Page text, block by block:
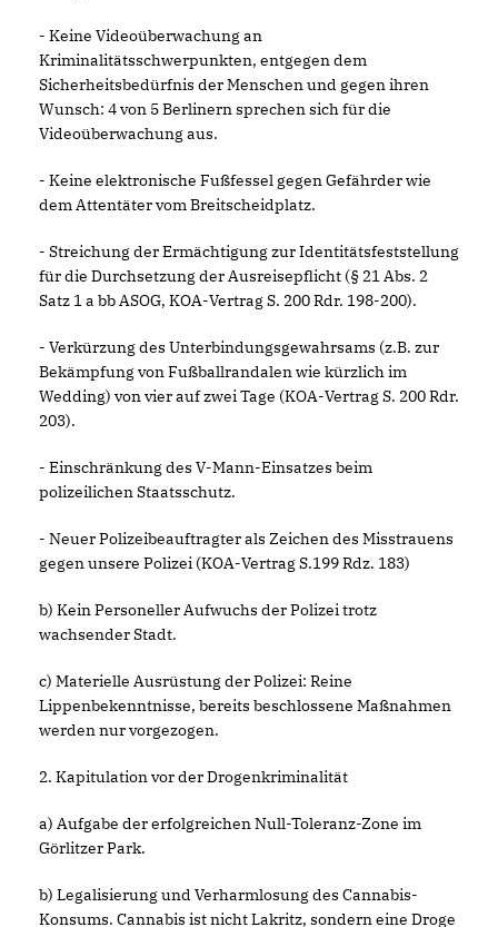
- Keine Videoüberwachung an
Kriminalitätsschwerpunkten, entgegen dem
Sicherheitsbedürfnis der Menschen und gegen ihren
Wunsch: 4 von 5 Berlinern sprechen sich für die
Videoüberwachung aus.
- Keine elektronische Fußfessel gegen Gefährder wie
dem Attentäter vom Breitscheidplatz.
- Streichung der Ermächtigung zur Identitätsfeststellung
für die Durchsetzung der Ausreisepflicht (§ 21 Abs. 2
Satz 1 a bb ASOG, KOA-Vertrag S. 200 Rdr. 198-200).
- Verkürzung des Unterbindungsgewahrsams (z.B. zur
Bekämpfung von Fußballrandalen wie kürzlich im
Wedding) von vier auf zwei Tage (KOA-Vertrag S. 200 Rdr.
203).
- Einschränkung des V-Mann-Einsatzes beim
polizeilichen Staatsschutz.
- Neuer Polizeibeauftragter als Zeichen des Misstrauens
gegen unsere Polizei (KOA-Vertrag S.199 Rdz. 183)
b) Kein Personeller Aufwuchs der Polizei trotz
wachsender Stadt.
c) Materielle Ausrüstung der Polizei: Reine
Lippenbekenntnisse, bereits beschlossene Maßnahmen
werden nur vorgezogen.
2. Kapitulation vor der Drogenkriminalität
a) Aufgabe der erfolgreichen Null-Toleranz-Zone im
Görlitzer Park.
b) Legalisierung und Verharmlosung des Cannabis-
Konsums. Cannabis ist nicht Lakritz, sondern eine Droge